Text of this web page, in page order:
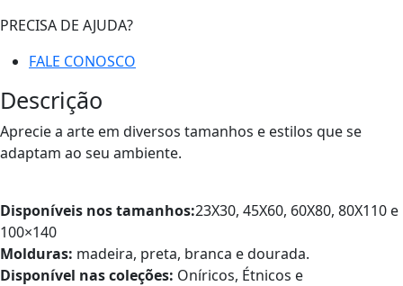
PRECISA DE AJUDA?
FALE CONOSCO
Descrição
Aprecie a arte em diversos tamanhos e estilos que se
adaptam ao seu ambiente.
Disponíveis nos tamanhos:23X30, 45X60, 60X80, 80X110 e
100×140
Molduras: madeira, preta, branca e dourada.
Disponível nas coleções: Oníricos, Étnicos e